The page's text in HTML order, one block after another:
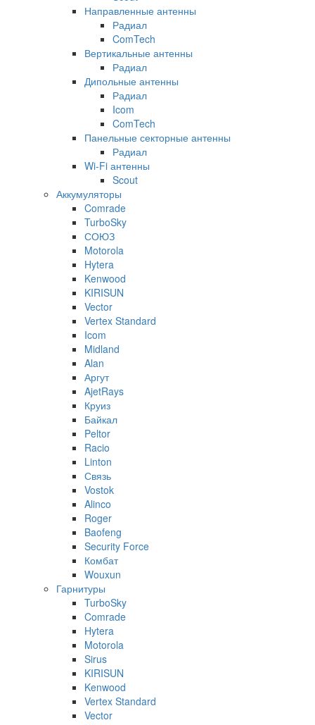
Направленные антенны
Радиал
ComTech
Вертикальные антенны
Радиал
Дипольные антенны
Радиал
Icom
ComTech
Панельные секторные антенны
Радиал
Wi-Fi антенны
Scout
Аккумуляторы
Comrade
TurboSky
СОЮЗ
Motorola
Hytera
Kenwood
KIRISUN
Vector
Vertex Standard
Icom
Midland
Alan
Аргут
AjetRays
Круиз
Байкал
Peltor
Racio
Linton
Связь
Vostok
Alinco
Roger
Baofeng
Security Force
Комбат
Wouxun
Гарнитуры
TurboSky
Comrade
Hytera
Motorola
Sirus
KIRISUN
Kenwood
Vertex Standard
Vector